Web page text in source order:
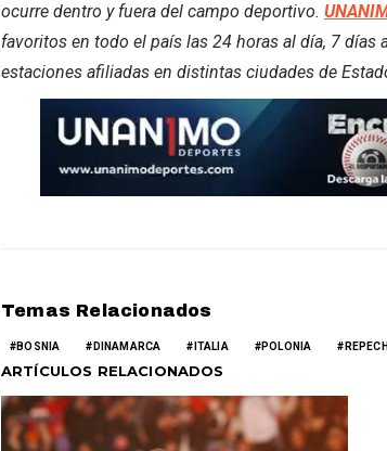
ocurre dentro y fuera del campo deportivo.
favoritos en todo el país las 24 horas al día, 7 días
estaciones afiliadas en distintas ciudades de
Temas Relacionados
BOSNIA DINAMARCA ITALIA POLONIA
ARTÍCULOS RELACIONADOS